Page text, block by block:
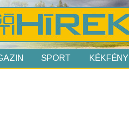
SPORT KÉKFÉNY